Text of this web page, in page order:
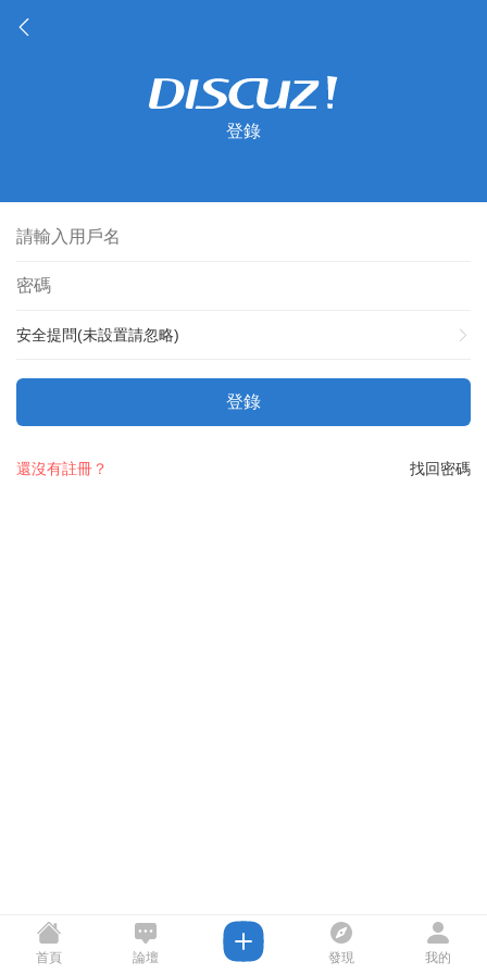
登錄
安全提問(未設置請忽略)
登錄
找回密碼
還沒有註冊？
首頁 論壇 發現 我的